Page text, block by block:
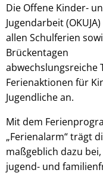
Die Offene Kinder-
Jugendarbeit
allen Schulferien
Brückentagen
abwechslungsreiche
Ferienaktionen für
Jugendliche an.
Mit dem
„Ferienalarm“ trägt
maßgeblich dazu
jugend- und